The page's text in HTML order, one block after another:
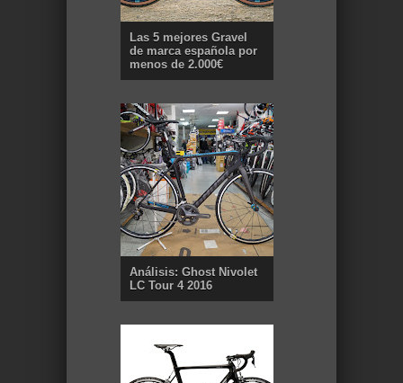
Las 5 mejores Gravel
de marca española por
menos de 2.000€
Análisis: Ghost Nivolet
LC Tour 4 2016